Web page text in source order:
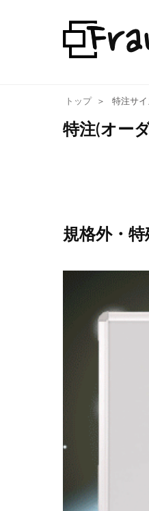
トップ 特注サイ
特注(オー
規格外・